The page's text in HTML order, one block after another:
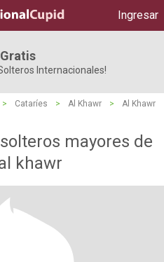
Ingresar
Internacionales!
> Cataríes > Al Khawr >
Al Khawr
mayores de
khawr